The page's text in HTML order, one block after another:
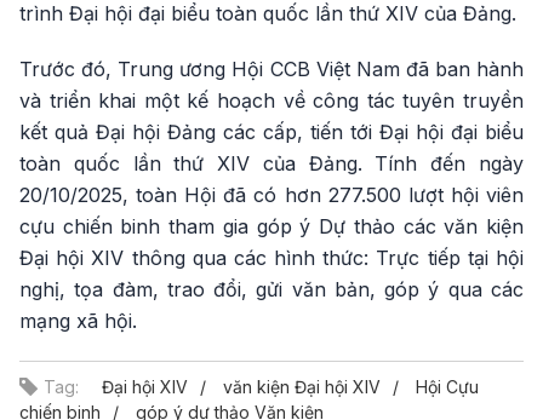
trình Đại hội đại biểu toàn quốc lần thứ XIV của Đảng.
Trước đó, Trung ương Hội CCB Việt Nam đã ban hành
và triển khai một kế hoạch về công tác tuyên truyền
kết quả Đại hội Đảng các cấp, tiến tới Đại hội đại biểu
toàn quốc lần thứ XIV của Đảng. Tính đến ngày
20/10/2025, toàn Hội đã có hơn 277.500 lượt hội viên
cựu chiến binh tham gia góp ý Dự thảo các văn kiện
Đại hội XIV thông qua các hình thức: Trực tiếp tại hội
nghị, tọa đàm, trao đổi, gửi văn bản, góp ý qua các
mạng xã hội.
Tag: Đại hội XIV văn kiện Đại hội XIV
Hội Cựu
chiến binh
góp ý dự thảo Văn kiện